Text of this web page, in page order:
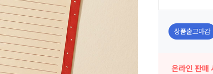
상품출고마감
온라인 판매